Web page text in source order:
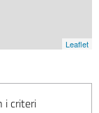
Leaflet
i criteri